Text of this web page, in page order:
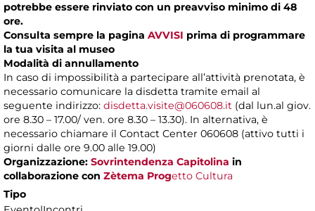
potrebbe essere rinviato con un preavviso minimo di 48
ore.
Consulta sempre la pagina AVVISI prima di programmare
la tua visita al museo
Modalità di annullamento
In caso di impossibilità a partecipare all’attività prenotata, è
necessario comunicare la disdetta tramite email al
seguente indirizzo: disdetta.visite@060608.it (dal lun.al giov.
ore 8.30 – 17.00/ ven. ore 8.30 – 13.30). In alternativa, è
necessario chiamare il Contact Center 060608 (attivo tutti i
giorni dalle ore 9.00 alle 19.00)
Organizzazione: Sovrintendenza Capitolina in
collaborazione con Zètema Progetto Cultura
Tipo